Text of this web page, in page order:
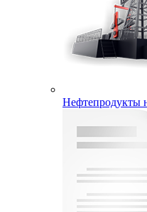
Нефтепродукты